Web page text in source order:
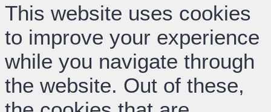
This website uses cookies
to improve your experience
while you navigate through
the website. Out of these,